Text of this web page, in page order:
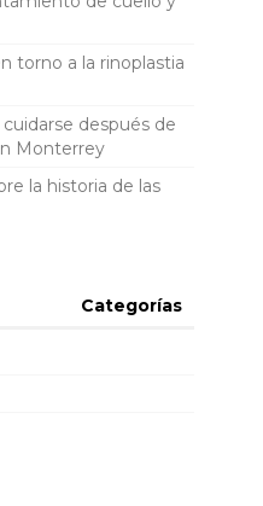
torno a la rinoplastia
después de
Monterrey
la historia de las
Categorías